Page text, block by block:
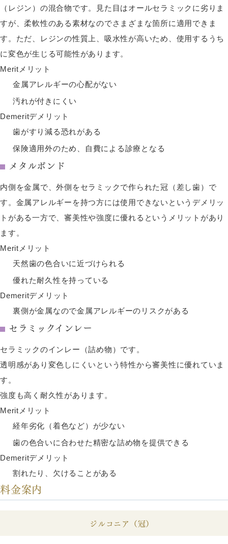
（レジン）の混合物です。見た目はオールセラミックに劣りま
すが、柔軟性のある素材なのでさまざまな箇所に適用できま
す。ただ、レジンの性質上、吸水性が高いため、使用するうち
に変色が生じる可能性があります。
Merit メリット
金属アレルギーの心配がない
汚れが付きにくい
Demeritデメリット
歯がすり減る恐れがある
保険適用外のため、自費による診療となる
メタルボンド
内側を金属で、外側をセラミックで作られた冠（差し歯）で
す。金属アレルギーを持つ方には使用できないというデメリッ
トがある一方で、審美性や強度に優れるというメリットがあり
ます。
Merit メリット
天然歯の色合いに近づけられる
優れた耐久性を持っている
Demeritデメリット
裏側が金属なので金属アレルギーのリスクがある
セラミックインレー
セラミックのインレー（詰め物）です。
透明感があり変色しにくいという特性から審美性に優れていま
す。
強度も高く耐久性があります。
Merit メリット
経年劣化（着色など）が少ない
歯の色合いに合わせた精密な詰め物を提供できる
Demeritデメリット
割れたり、欠けることがある
料金案内
ジルコニア（冠）